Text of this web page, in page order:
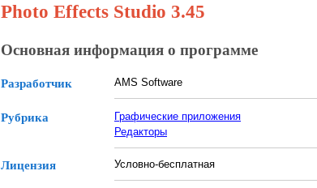
Photo Effects Studio 3.45
Основная информация о программе
Разработчик AMS Software
Рубрика
Графические приложения
Редакторы
Лицензия Условно-бесплатная